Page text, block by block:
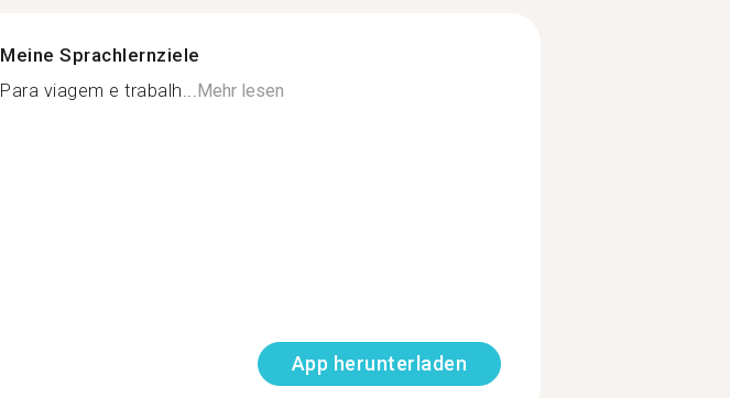
Meine Sprachlernziele
Para viagem e trabalh...Mehr lesen
App herunterladen